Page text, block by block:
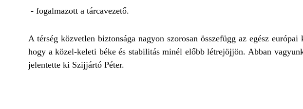
- fogalmazott a tárcavezető.
A térség közvetlen biztonsága nagyon szorosan összefügg az egész
hogy a közel-keleti béke és stabilitás minél előbb létrejöjjön. Abban
jelentette ki Szijjártó Péter.